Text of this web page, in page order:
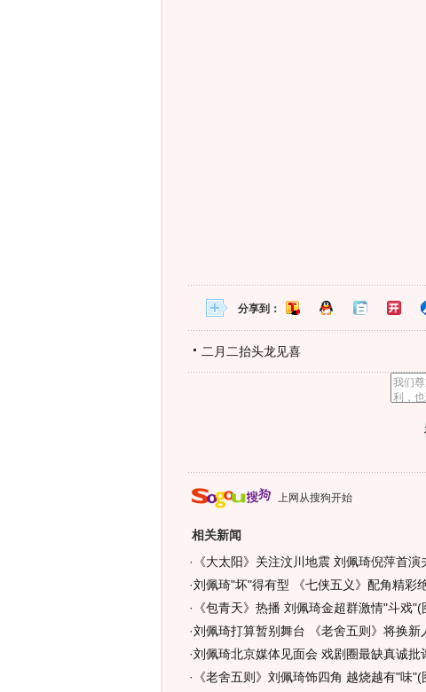
分享到：
二月二抬头龙见喜
上网从搜狗开始
相关新闻
· 《大太阳》关注汶川地震 刘佩琦倪萍首演
·刘佩琦"坏"得有型 《七侠五义》配角精彩
· 《包青天》热播 刘佩琦金超群激情"斗戏"(
·刘佩琦打算暂别舞台 《老舍五则》将换新
·刘佩琦北京媒体见面会 戏剧圈最缺真诚批
· 《老舍五则》刘佩琦饰四角 越烧越有"味"(